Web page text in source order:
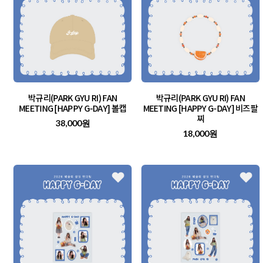
박규리(PARK GYU RI) FAN
MEETING [HAPPY G-DAY] 볼캡
38,000원
박규리(PARK GYU RI) FAN
MEETING [HAPPY G-DAY] 비즈팔
찌
18,000원